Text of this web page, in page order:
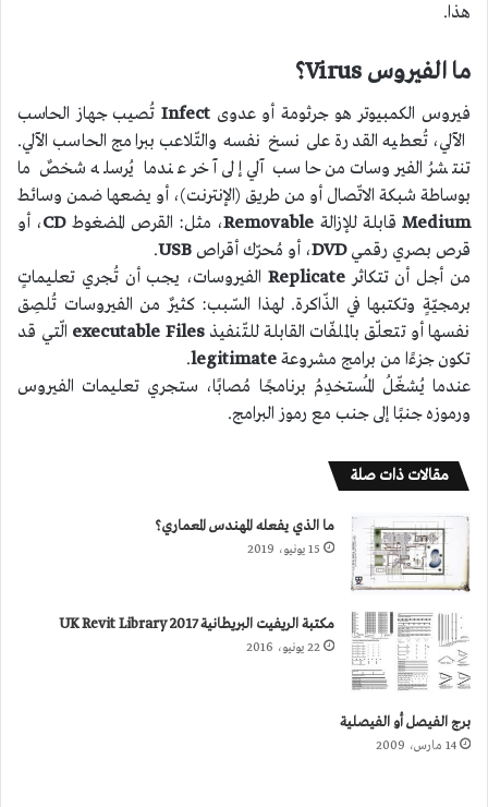
هذا.
ما الفيروس Virus؟
فيروس الكمبيوتر هو جرثومة أو عدوى Infect تُصيب جهاز الحاسب
الآلي، تُعطيه القدرة على نسخ نفسه والتّلاعب ببرامج الحاسب الآلي.
تنتشرُ الفيروسات من حاسب آلي إلى آخر عندما يُرسله شخصٌ ما
بوساطة شبكة الاتّصال أو من طريق (الإنترنت)، أو يضعها ضمن وسائط
Medium قابلة للإزالة Removable، مثل: القرص المضغوطCD، أو
قرص بصري رقميDVD، أو مُحرّك أقراص USB
.
من أجل أن تتكاثرReplicate الفيروسات، يجب أن تُجري تعليماتٍ
برمجيّةٍ وتكتبها في الذّاكرة. لهذا السّبب: كثيرٌ من الفيروسات تُلصِق
نفسها أو تتعلّق بالملفّات القابلة للتّنفيذ
executable Files
الّتي قد
تكون جزءًا من برامج مشروعة legitimate
.
عندما يُشغّلُ المُستخدِمُ برنامجًا مُصابًا، ستجري تعليمات الفيروس
ورموزه جنبًا إلى جنب مع رموز البرامج.
مقالات ذات صلة
ما الذي يفعله المهندس المعماري؟
15 يونيو، 2019
مكتبة الريفيت البريطانية 2017 UK Revit Library
22 يونيو، 2016
برج الفيصل أو الفيصلية
14 مارس، 2009